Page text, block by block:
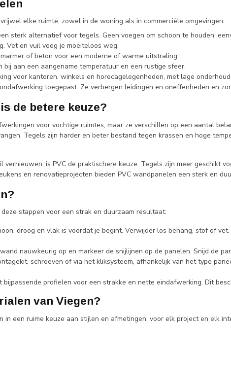
elke ruimte, zowel in de woning als in commerciële omgevingen:
sterk alternatief voor tegels. Geen voegen om schoon te houden,
Vet en vuil veeg je moeiteloos weg.
of beton voor een moderne of warme uitstraling.
aan een aangename temperatuur en een rustige sfeer.
voor kantoren, winkels en horecagelegenheden, met lage
toegepast. Ze verbergen leidingen en oneffenheden en
de betere keuze?
voor vochtige ruimtes, maar ze verschillen op een aantal
Tegels zijn harder en beter bestand tegen krassen en hoge
is PVC de praktischere keuze. Tegels zijn meer geschikt
en renovatieprojecten bieden PVC wandpanelen een sterk en
stappen voor een strak en duurzaam resultaat:
droog en vlak is voordat je begint. Verwijder los behang, stof of
nauwkeurig op en markeer de snijlijnen op de panelen. Snijd de
schroeven of via het kliksysteem, afhankelijk van het type
profielen voor een strakke en nette eindafwerking. Dit
van Viegen?
in een ruime keuze aan stijlen en afmetingen, voor elk project en elk